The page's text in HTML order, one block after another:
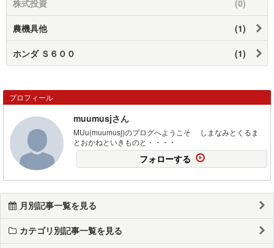
株式投資 (0)
農機具他 (1)
ホンダ Ｓ６００ (1)
プロフィール
muumusjさん
MUu(muumusj)のブログへようこそ しまなみとくるま
とおかねといきものと・・・・
フォローする
月別記事一覧を見る
カテゴリ別記事一覧を見る